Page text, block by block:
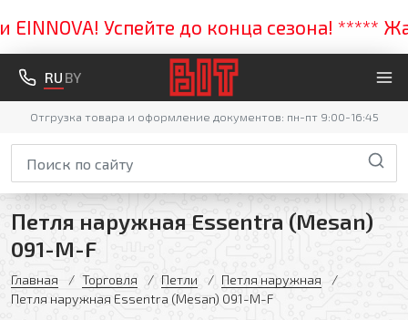
Успейте до конца сезона! *****
RU BY
Отгрузка товара и оформление документов: пн-пт 9:00-16:45
Петля наружная Essentra (Mesan)
091-M-F
Главная Торговля Петли
Петля наружная
Петля наружная Essentra (Mesan) 091-M-F